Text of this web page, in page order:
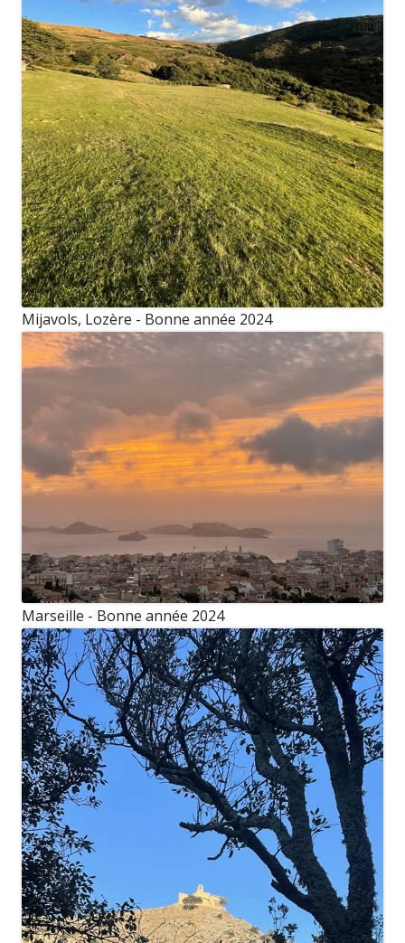
Mijavols, Lozère - Bonne année 2024
Marseille - Bonne année 2024